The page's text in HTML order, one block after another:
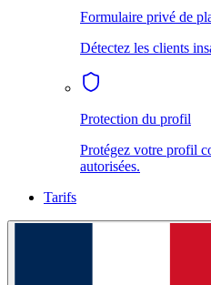
Formulaire privé de
Détectez les clients
Protection du profil
Protégez votre profil
autorisées.
Tarifs